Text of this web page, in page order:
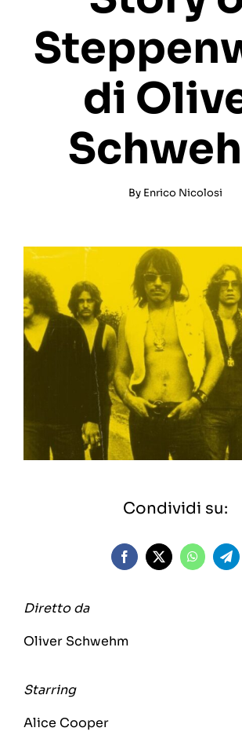
di
By Enrico Nicolosi
Condividi su:
Diretto da
Oliver Schwehm
Starring
Alice Cooper